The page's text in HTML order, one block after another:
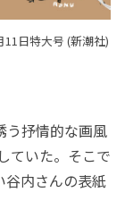
日特大号 (新潮社)
う抒情的な画風
ていた。そこで
谷内さんの表紙